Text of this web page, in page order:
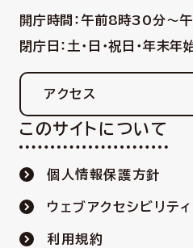
開庁時間：午前8時30分〜
閉庁日：土・日・祝日・年末年
アクセス
このサイトについて
個人情報保護方針
ウェブアクセシビリティ
利用規約